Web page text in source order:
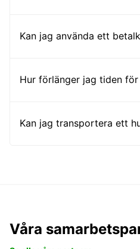
Kan jag använda ett
Hur förlänger jag tiden
Kan jag transportera ett
Våra